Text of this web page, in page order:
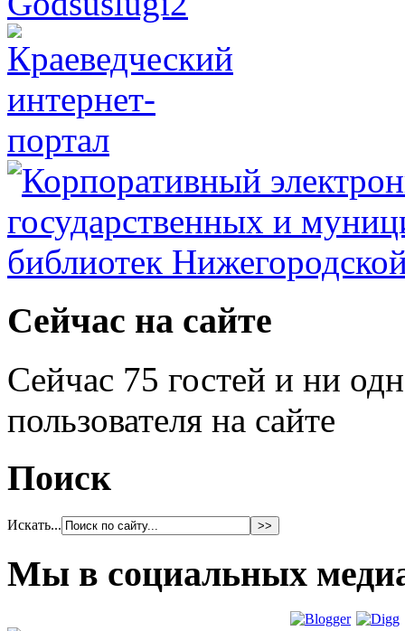
Сейчас на сайте
Сейчас 75 гостей и ни
пользователя на сайте
Поиск
Искать...
Мы в социальных